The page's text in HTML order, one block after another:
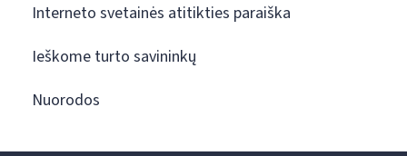
Interneto svetainės atitikties paraiška
Ieškome turto savininkų
Nuorodos